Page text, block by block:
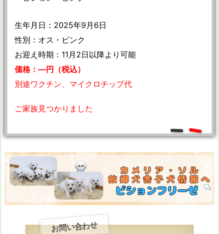
生年月日：2025年9月6日
性別：オス・ピンク
お迎え時期：11月2日以降より可能
価格：—円（税込）
別途ワクチン、マイクロチップ代
ご家族見つかりました
お問い合わせ